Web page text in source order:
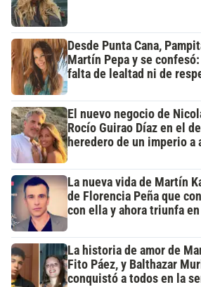
Desde Punta Cana,
Martín Pepa y se
falta de lealtad ni de
El nuevo negocio de
Rocío Guirao Díaz en el
heredero de un imperio
La nueva vida de Martín
de Florencia Peña que
con ella y ahora triunfa
La historia de amor de
Fito Páez, y Balthazar
conquistó a todos en la